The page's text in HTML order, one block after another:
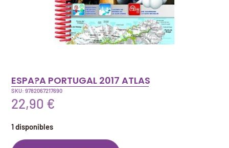
ESPA?A PORTUGAL 2017 ATLAS
SKU: 9782067217690
22,90 €
1 disponibles